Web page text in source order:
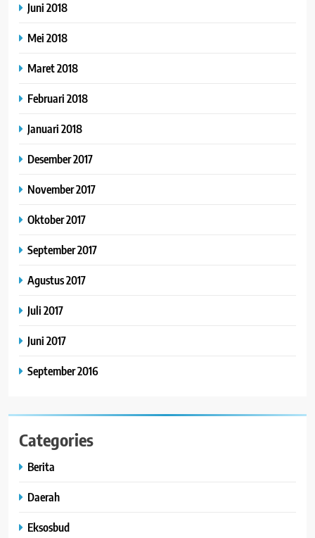
Juni 2018
Mei 2018
Maret 2018
Februari 2018
Januari 2018
Desember 2017
November 2017
Oktober 2017
September 2017
Agustus 2017
Juli 2017
Juni 2017
September 2016
Categories
Berita
Daerah
Eksosbud